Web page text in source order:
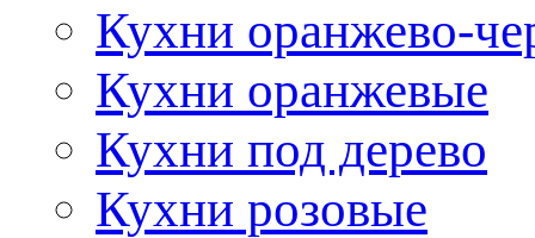
Кухни оранжево-
Кухни оранжевые
Кухни под дерево
Кухни розовые